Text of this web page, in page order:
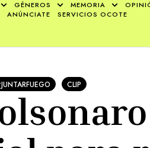
GÉNEROS MEMORIA
ANÚNCIATE SERVICIOS OCOTE
CLIP